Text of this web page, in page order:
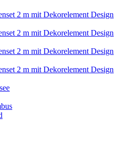
2 m mit Dekorelement Design
2 m mit Dekorelement Design
2 m mit Dekorelement Design
2 m mit Dekorelement Design